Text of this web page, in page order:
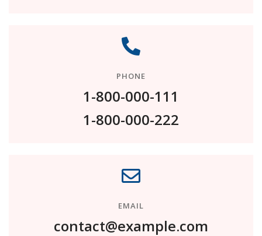
PHONE
1-800-000-111
1-800-000-222
EMAIL
contact@example.com